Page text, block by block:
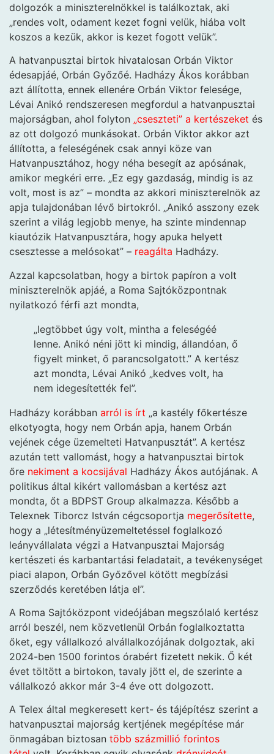
dolgozók a miniszterelnökkel is találkoztak, aki
„rendes volt, odament kezet fogni velük, hiába volt
koszos a kezük, akkor is kezet fogott velük”.
A hatvanpusztai birtok hivatalosan Orbán Viktor
édesapjáé, Orbán Győzőé. Hadházy Ákos korábban
azt állította, ennek ellenére Orbán Viktor felesége,
Lévai Anikó rendszeresen megfordul a hatvanpusztai
majorságban, ahol folyton „cseszteti” a kertészeket és
az ott dolgozó munkásokat. Orbán Viktor akkor azt
állította, a feleségének csak annyi köze van
Hatvanpusztához, hogy néha besegít az apósának,
amikor megkéri erre. „Ez egy gazdaság, mindig is az
volt, most is az” – mondta az akkori miniszterelnök az
apja tulajdonában lévő birtokról. „Anikó asszony ezek
szerint a világ legjobb menye, ha szinte mindennap
kiautózik Hatvanpusztára, hogy apuka helyett
csesztesse a melósokat” – reagálta Hadházy.
Azzal kapcsolatban, hogy a birtok papíron a volt
miniszterelnök apjáé, a Roma Sajtóközpontnak
nyilatkozó férfi azt mondta,
„legtöbbet úgy volt, mintha a feleségéé
lenne. Anikó néni jött ki mindig, állandóan, ő
figyelt minket, ő parancsolgatott.” A kertész
azt mondta, Lévai Anikó „kedves volt, ha
nem idegesítették fel”.
Hadházy korábban arról is írt „a kastély főkertésze
elkotyogta, hogy nem Orbán apja, hanem Orbán
vejének cége üzemelteti Hatvanpusztát”. A kertész
azután tett vallomást, hogy a hatvanpusztai birtok
őre nekiment a kocsijával Hadházy Ákos autójának. A
politikus által kikért vallomásban a kertész azt
mondta, őt a BDPST Group alkalmazza. Később a
Telexnek Tiborcz István cégcsoportja megerősítette,
hogy a „létesítményüzemeltetéssel foglalkozó
leányvállalata végzi a Hatvanpusztai Majorság
kertészeti és karbantartási feladatait, a tevékenységet
piaci alapon, Orbán Győzővel kötött megbízási
szerződés keretében látja el”.
A Roma Sajtóközpont videójában megszólaló kertész
arról beszél, nem közvetlenül Orbán foglalkoztatta
őket, egy vállalkozó alvállalkozójának dolgoztak, aki
2024-ben 1500 forintos órabért fizetett nekik. Ő két
évet töltött a birtokon, tavaly jött el, de szerinte a
vállalkozó akkor már 3-4 éve ott dolgozott.
A Telex által megkeresett kert- és tájépítész szerint a
hatvanpusztai majorság kertjének megépítése már
önmagában biztosan több százmillió forintos